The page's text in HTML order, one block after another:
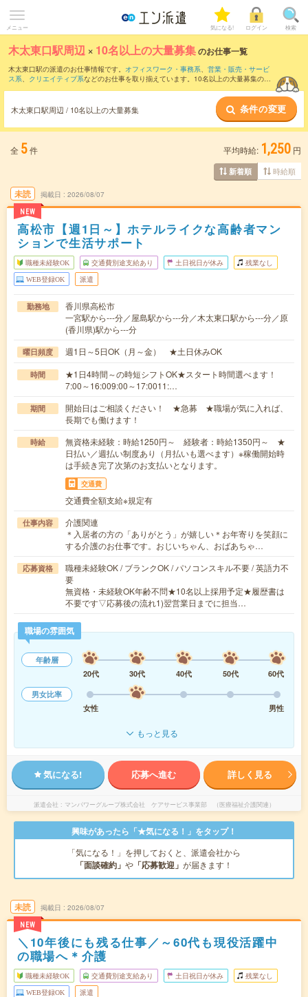
メニュー 気になる! ログイン 検索
木太東口駅周辺 × 10名以上の大量募集のお仕事一覧
木太東口駅の派遣のお仕事情報です。 オフィスワーク・事務系、 営業・販売・サービ
ス系、 クリエイティブ系などのお仕事を取り揃えています。10名以上の大量募集の条
木太東口駅周辺 / 10名以上の大量募集 条件の変更
全 5件 平均時給: 1,250 円
新着順 時給順
未読
NEW
掲載日 2026/08/07
高松市【週1日～】ホテルライクな高齢者マン
ションで生活サポート
職種未経験OK 交通費別途支給あり 土日祝日が休み 残業なし
WEB登録OK 派遣
勤務地
香川県高松市
一宮駅から---分／屋島駅から---分／木太東口駅から---分／原
(香川県)駅から---分
曜日頻度 週1日～5日OK（月～金） ★土日休みOK
時間
★1日4時間～の時短シフトOK★スタート時間選べます！
7:00～16:009:00～17:0011:…
期間
開始日はご相談ください！ ★急募 ★職場が気に入れば、
長期でも働けます！
時給
無資格未経験：時給1250円～ 経験者：時給1350円～ ★
日払い／週払い制度あり（月払いも選べます）※稼働開始時
は手続き完了次第のお支払いとなります。
交通費
交通費全額支給※規定有
仕事内容
介護関連
＊入居者の方の「ありがとう」が嬉しい＊お年寄りを笑顔に
する介護のお仕事です。おじいちゃん、おばあちゃ…
応募資格
職種未経験OK / ブランクOK / パソコンスキル不要 / 英語力不
要
無資格・未経験OK年齢不問★10名以上採用予定★履歴書は
不要です▽応募後の流れ1)翌営業日までに担当…
職場の雰囲気
年齢層
20代
30代 40代 50代
60代
男女比率
女性
男性
もっと見る
気になる! 応募へ進む 詳しく見る
派遣会社 マンパワーグループ株式会社 ケアサービス事業部 （医療福祉介護関連）
興味があったら「★気になる！」をタップ！
「気になる！」を押しておくと、派遣会社から
「面談確約」 や 「応募歓迎」 が届きます！
未読
NEW
掲載日 2026/08/07
＼10年後にも残る仕事／～60代も現役活躍中
の職場へ＊介護
職種未経験OK 交通費別途支給あり 土日祝日が休み 残業なし
WEB登録OK 派遣